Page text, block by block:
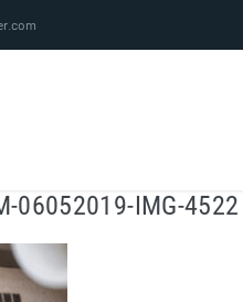
06052019-IMG-4522